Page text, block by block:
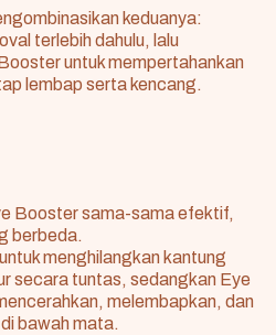
keduanya:
terlebih dahulu, lalu
untuk mempertahankan
lembap serta kencang.
Booster sama-sama efektif,
berbeda.
menghilangkan kantung
secara tuntas, sedangkan Eye
melembapkan, dan
bawah mata.